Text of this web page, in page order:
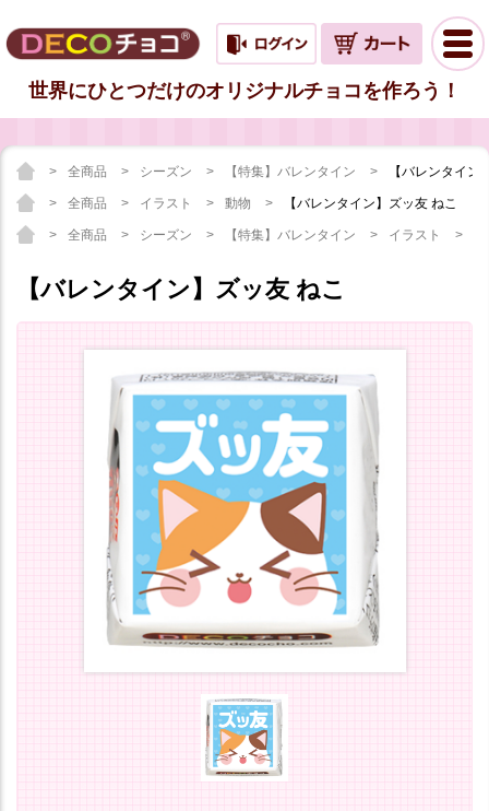
世界にひとつだけのオリジナルチョコを作ろう！
全商品 シーズン 【特集】バレンタイン 【バレンタイン
全商品 イラスト 動物 【バレンタイン】ズッ友 ねこ
全商品 シーズン 【特集】バレンタイン イラスト
【バレンタイン】ズッ友 ねこ